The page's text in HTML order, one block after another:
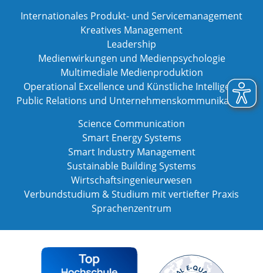
Internationales Produkt- und Servicemanagement
Kreatives Management
Leadership
Medienwirkungen und Medienpsychologie
Multimediale Medienproduktion
Operational Excellence und Künstliche Intelligenz
Public Relations und Unternehmenskommunikation
Science Communication
Smart Energy Systems
Smart Industry Management
Sustainable Building Systems
Wirtschaftsingenieurwesen
Verbundstudium & Studium mit vertiefter Praxis
Sprachenzentrum